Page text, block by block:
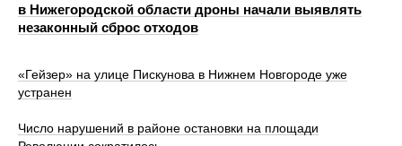
в Нижегородской области дроны начали выявлять
незаконный сброс отходов
«Гейзер» на улице Пискунова в Нижнем Новгороде уже
устранен
Число нарушений в районе остановки на площади